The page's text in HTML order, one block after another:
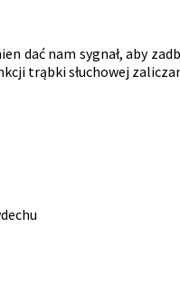
dać nam sygnał, aby
trąbki słuchowej